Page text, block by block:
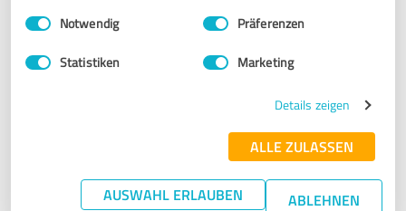
Impressum Datenschutzbestimmungen
Einwilligungsauswahl
Notwendig Präferenzen
Statistiken Marketing
Details zeigen
ALLE ZULASSEN
AUSWAHL ERLAUBEN ABLEHNEN
EXITROOM GmbH